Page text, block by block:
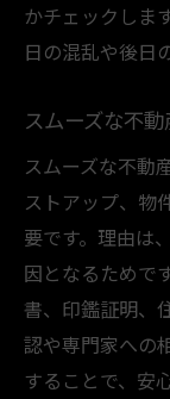
契約
契約書
雛形
売買契約
不動
解説
当日
よう
かチェックしま
日の混乱や後日
スムーズな不
スムーズな不動
ストアップ、物
要です。理由は
因となるためで
書、印鑑証明、
認や専門家への
することで、安